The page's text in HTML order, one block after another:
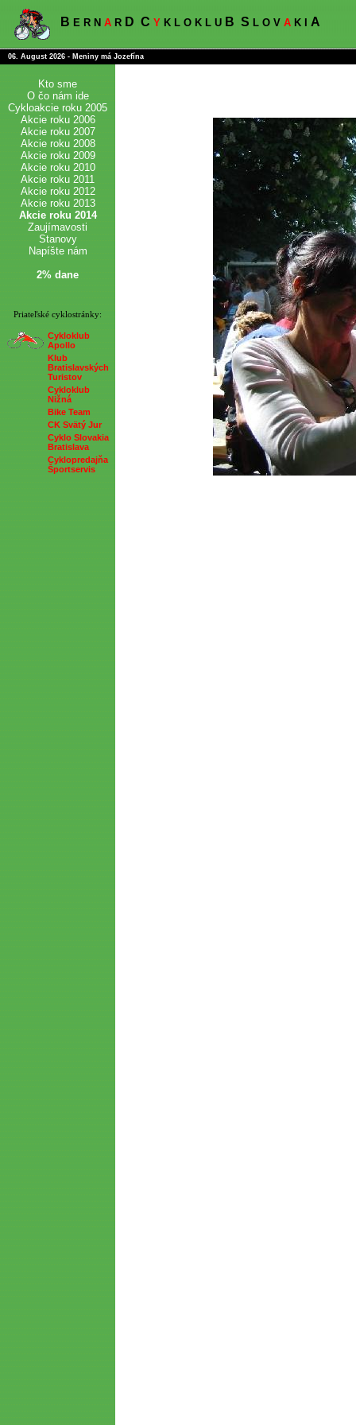
B E R N A R D C Y K L O K L U B S L O V A K I A
06. August 2026 - Meniny má Jozefína
Kto sme
O čo nám ide
Cykloakcie roku 2005
Akcie roku 2006
Akcie roku 2007
Akcie roku 2008
Akcie roku 2009
Akcie roku 2010
Akcie roku 2011
Akcie roku 2012
Akcie roku 2013
Akcie roku 2014
Zaujímavosti
Stanovy
Napíšte nám
2% dane
Priateľské cyklostránky:
Cykloklub
Apollo
Klub
Bratislavských
Turistov
Cykloklub
Nižná
Bike Team
CK Svätý Jur
Cyklo Slovakia
Bratislava
Cyklopredajňa
Športservis